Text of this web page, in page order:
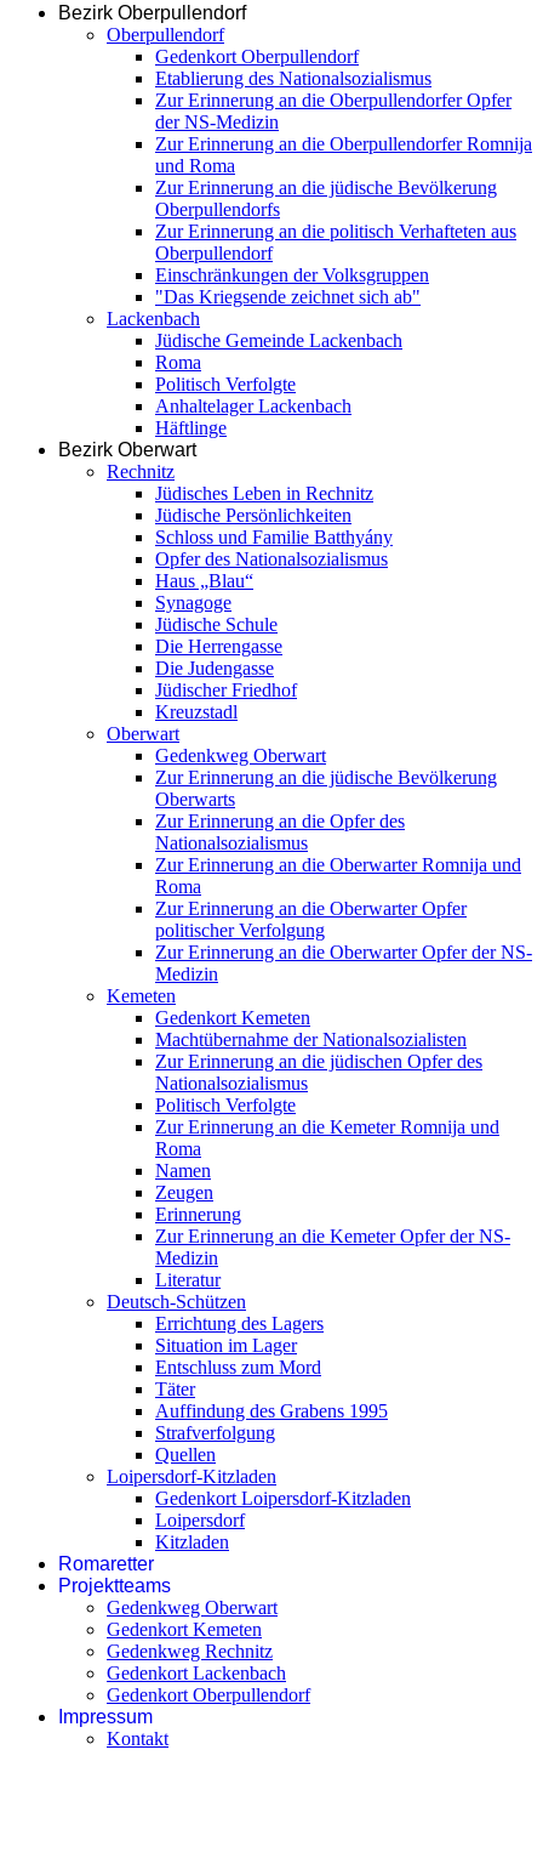
Bezirk Oberpullendorf
Oberpullendorf
Gedenkort Oberpullendorf
Etablierung des Nationalsozialismus
Zur Erinnerung an die Oberpullendorfer Opfer
der NS-Medizin
Zur Erinnerung an die Oberpullendorfer Romnija
und Roma
Zur Erinnerung an die jüdische Bevölkerung
Oberpullendorfs
Zur Erinnerung an die politisch Verhafteten aus
Oberpullendorf
Einschränkungen der Volksgruppen
"Das Kriegsende zeichnet sich ab"
Lackenbach
Jüdische Gemeinde Lackenbach
Roma
Politisch Verfolgte
Anhaltelager Lackenbach
Häftlinge
Bezirk Oberwart
Rechnitz
Jüdisches Leben in Rechnitz
Jüdische Persönlichkeiten
Schloss und Familie Batthyány
Opfer des Nationalsozialismus
Haus „Blau“
Synagoge
Jüdische Schule
Die Herrengasse
Die Judengasse
Jüdischer Friedhof
Kreuzstadl
Oberwart
Gedenkweg Oberwart
Zur Erinnerung an die jüdische Bevölkerung
Oberwarts
Zur Erinnerung an die Opfer des
Nationalsozialismus
Zur Erinnerung an die Oberwarter Romnija und
Roma
Zur Erinnerung an die Oberwarter Opfer
politischer Verfolgung
Zur Erinnerung an die Oberwarter Opfer der NS-
Medizin
Kemeten
Gedenkort Kemeten
Machtübernahme der Nationalsozialisten
Zur Erinnerung an die jüdischen Opfer des
Nationalsozialismus
Politisch Verfolgte
Zur Erinnerung an die Kemeter Romnija und
Roma
Namen
Zeugen
Erinnerung
Zur Erinnerung an die Kemeter Opfer der NS-
Medizin
Literatur
Deutsch-Schützen
Errichtung des Lagers
Situation im Lager
Entschluss zum Mord
Täter
Auffindung des Grabens 1995
Strafverfolgung
Quellen
Loipersdorf-Kitzladen
Gedenkort Loipersdorf-Kitzladen
Loipersdorf
Kitzladen
Romaretter
Projektteams
Gedenkweg Oberwart
Gedenkort Kemeten
Gedenkweg Rechnitz
Gedenkort Lackenbach
Gedenkort Oberpullendorf
Impressum
Kontakt